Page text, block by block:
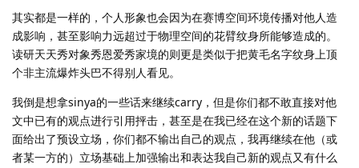
其实都是一样的，个人形象也会因为在赛博空间环境传播对他人造
成影响，甚至影响力远超过于物理空间的花臂纹身所能够造成的。
读研天天秀对象秀恩爱秀家境的则更是类似于把黄毛名字纹身上顶
个非主流爆炸头巴不得别人看见。
我倒是想拿sinya的一些话来继续carry，但是你们都不敢直接对他
文中已有的观点进行引用抨击，甚至是在我已经在这个新的话题下
面给出了预设立场，你们都不输出自己的观点，我再继续在他（或
者某一方的）立场基础上加强输出和表达我自己新的观点又有什么